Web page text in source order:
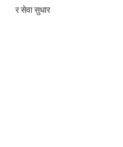
र सेवा सुधार